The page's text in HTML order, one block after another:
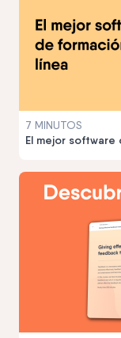
7 MINUTOS
El mejor